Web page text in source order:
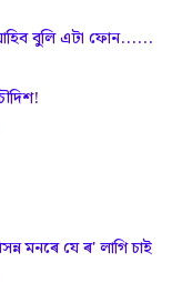
বুলি এটা ফোন......
মনৰে যে ৰ' লাগি চাই